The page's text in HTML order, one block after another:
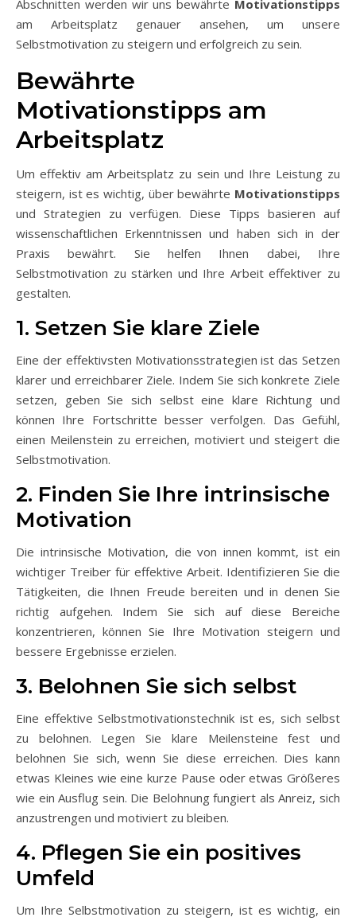
Abschnitten werden wir uns bewährte Motivationstipps
am Arbeitsplatz genauer ansehen, um unsere
Selbstmotivation zu steigern und erfolgreich zu sein.
Bewährte
Motivationstipps am
Arbeitsplatz
Um effektiv am Arbeitsplatz zu sein und Ihre Leistung zu
steigern, ist es wichtig, über bewährte Motivationstipps
und Strategien zu verfügen. Diese Tipps basieren auf
wissenschaftlichen Erkenntnissen und haben sich in der
Praxis bewährt. Sie helfen Ihnen dabei, Ihre
Selbstmotivation zu stärken und Ihre Arbeit effektiver zu
gestalten.
1. Setzen Sie klare Ziele
Eine der effektivsten Motivationsstrategien ist das Setzen
klarer und erreichbarer Ziele. Indem Sie sich konkrete Ziele
setzen, geben Sie sich selbst eine klare Richtung und
können Ihre Fortschritte besser verfolgen. Das Gefühl,
einen Meilenstein zu erreichen, motiviert und steigert die
Selbstmotivation.
2. Finden Sie Ihre intrinsische
Motivation
Die intrinsische Motivation, die von innen kommt, ist ein
wichtiger Treiber für effektive Arbeit. Identifizieren Sie die
Tätigkeiten, die Ihnen Freude bereiten und in denen Sie
richtig aufgehen. Indem Sie sich auf diese Bereiche
konzentrieren, können Sie Ihre Motivation steigern und
bessere Ergebnisse erzielen.
3. Belohnen Sie sich selbst
Eine effektive Selbstmotivationstechnik ist es, sich selbst
zu belohnen. Legen Sie klare Meilensteine fest und
belohnen Sie sich, wenn Sie diese erreichen. Dies kann
etwas Kleines wie eine kurze Pause oder etwas Größeres
wie ein Ausflug sein. Die Belohnung fungiert als Anreiz, sich
anzustrengen und motiviert zu bleiben.
4. Pflegen Sie ein positives
Umfeld
Um Ihre Selbstmotivation zu steigern, ist es wichtig, ein